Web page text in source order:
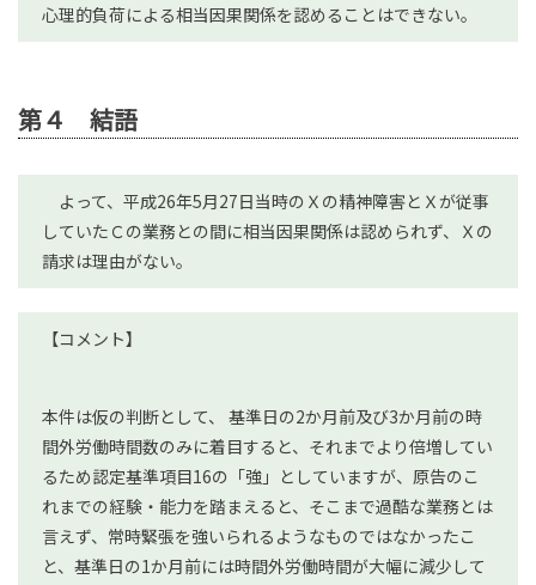
心理的負荷による相当因果関係を認めることはできない。
第４ 結語
よって、平成26年5月27日当時のＸの精神障害とＸが従事
していたＣの業務との間に相当因果関係は認められず、Ｘの
請求は理由がない。
【コメント】
本件は仮の判断として、 基準日の2か月前及び3か月前の時
間外労働時間数のみに着目すると、それまでより倍増してい
るため認定基準項目16の「強」としていますが、原告のこ
れまでの経験・能力を踏まえると、そこまで過酷な業務とは
言えず、常時緊張を強いられるようなものではなかったこ
と、基準日の1か月前には時間外労働時間が大幅に減少して